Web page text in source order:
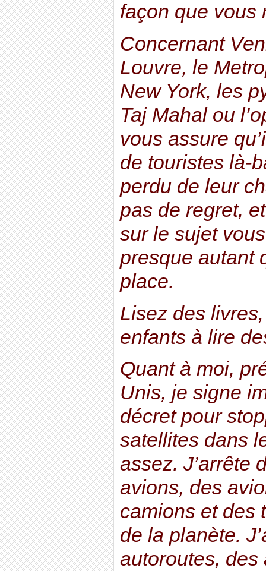
façon que vous
Concernant
Louvre, le
New York, les
Taj Mahal ou
vous assure
de touristes là-
perdu de leur
pas de regret,
sur le sujet
presque autant
place.
Lisez des
enfants à lire
Quant à moi,
Unis, je signe
décret pour
satellites dans
assez. J’arrête
avions, des
camions et des
de la planète.
autoroutes, des